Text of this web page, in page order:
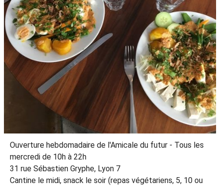
Ouverture hebdomadaire de l'Amicale du futur - Tous les
mercredi de 10h à 22h
31 rue Sébastien Gryphe, Lyon 7
Cantine le midi, snack le soir (repas végétariens, 5, 10 ou